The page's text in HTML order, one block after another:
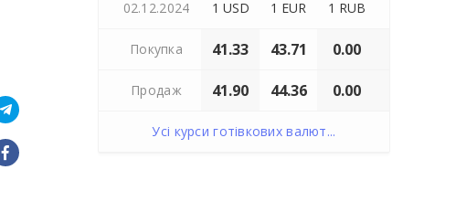
02.12.2024 1 USD 1 EUR 1 RUB
Покупка 41.33 43.71 0.00
Продаж 41.90 44.36 0.00
Усі курси готівкових валют...